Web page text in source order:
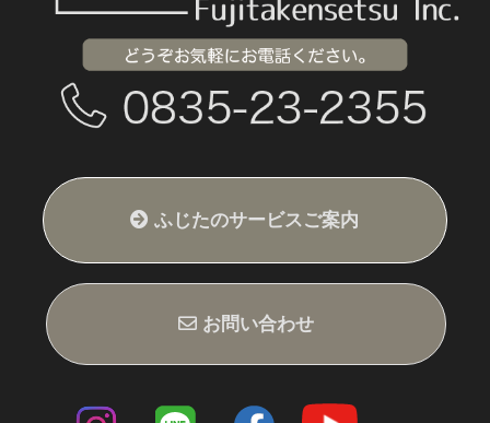
ふじたのサービスご案内
ふじたの家づくり
スケジュール
新築施工例
ふじたのリフォーム
リフォーム施工例
Z空調（全館空調）
会社概要・スタッフ紹介
スタッフブログ
お問い合わせ
サイトマップ
サイトポリシー
Z空調公式サイト
お問い合わせ